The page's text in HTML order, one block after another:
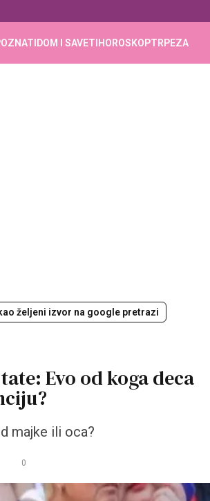
DOM I SAVETI HOROSKOPTRPEZA
željeni izvor na google pretrazi
Evo od koga deca
majke ili oca?
0